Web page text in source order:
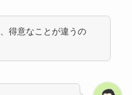
得意なことが違うの